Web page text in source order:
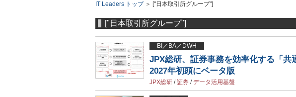
IT Leaders トップ＞ ["日本取引所グループ"]
["日本取引所グループ"]
BI／BA／DWH
JPX総研、証券事務を効率化する「共
2027年初頭にベータ版
JPX総研 /証券 /データ活用基盤